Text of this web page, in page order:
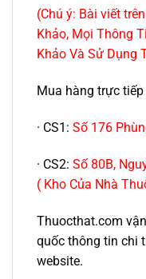
(Chú ý: Bài viết
Khảo, Mọi Thông
Khảo Và Sử Dụng
Mua hàng trực tiếp
· CS1: Số 176
· CS2: Số 80B,
( Kho Của Nhà
Thuocthat.com
quốc thông tin chi
website.